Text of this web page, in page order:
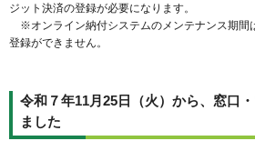
ジット決済の登録が必要になります。
※オンライン納付システムのメンテナンス期間
登録ができません。
令和７年11月25日（火）から、窓口
ました